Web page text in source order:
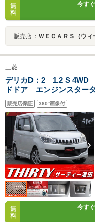
無
料
今す
販売店： ＷＥＣＡＲＳ（ウ
三菱
デリカD：2 1.2 S 4WD
ドドア エンジンスタ
スタート シートヒー
HIDヘッドライト 前フ
ートエアコン
販売店保証 360°画像付
無
料
今す